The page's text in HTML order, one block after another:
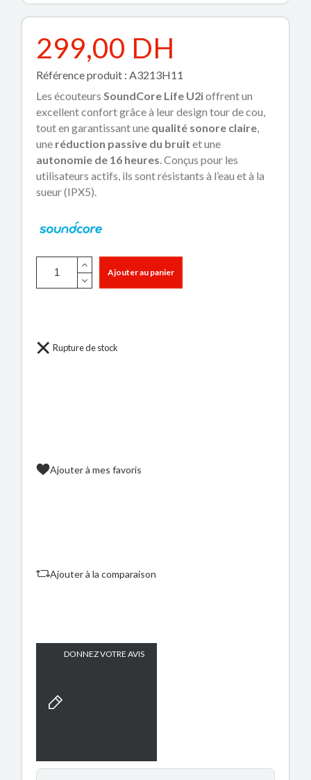
299,00 DH
Référence produit : A3213H11
Les écouteursSoundCore Life U2ioffrent un
excellent confort grâce à leur design tour de cou,
tout en garantissant une qualité sonore claire,
une réduction passive du bruit et une
autonomie de 16 heures. Conçus pour les
utilisateurs actifs, ils sont résistants à l’eau et à la
sueur (IPX5).
Ajouter au panier
Rupture de stock
Ajouter à mes favoris
Ajouter à la comparaison
DONNEZ VOTRE AVIS